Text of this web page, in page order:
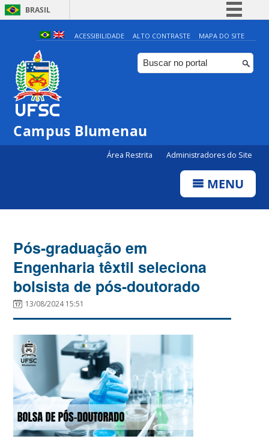
BRASIL
Simplifique!
Comunica BR
Participe
ACESSIBILIDADE ALTO CONTRASTE MAPA DO SITE
Campus Blumenau
Área Restrita Administradores do Site
MENU
Pós-graduação em
Engenharia têxtil seleciona
bolsista de pós-doutorado
13/08/2024 15:51